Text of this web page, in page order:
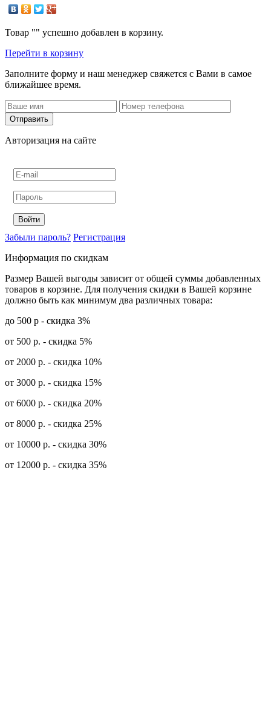
Товар "" успешно добавлен в корзину.
Перейти в корзину
Заполните форму и наш менеджер свяжется с Вами в самое
ближайшее время.
Авторизация на сайте
Забыли пароль? Регистрация
Информация по скидкам
Размер Вашей выгоды зависит от общей суммы добавленных
товаров в корзине. Для получения скидки в Вашей корзине
должно быть как минимум два различных товара:
до 500 р - скидка 3%
от 500 р. - скидка 5%
от 2000 р. - скидка 10%
от 3000 р. - скидка 15%
от 6000 р. - скидка 20%
от 8000 р. - скидка 25%
от 10000 р. - скидка 30%
от 12000 р. - скидка 35%